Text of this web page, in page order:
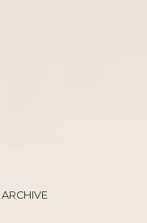
ARCHIVE